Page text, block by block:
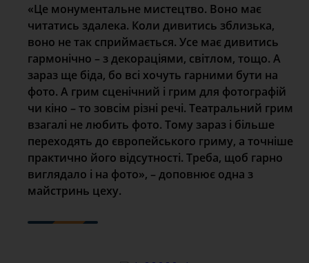
«Це монументальне мистецтво. Воно має
читатись здалека. Коли дивитись зблизька,
воно не так сприймається. Усе має дивитись
гармонічно – з декораціями, світлом, тощо. А
зараз ще біда, бо всі хочуть гарними бути на
фото. А грим сценічний і грим для фотографій
чи кіно – то зовсім різні речі. Театральний грим
взагалі не любить фото. Тому зараз і більше
переходять до європейського гриму, а точніше
практично його відсутності. Треба, щоб гарно
виглядало і на фото», – доповнює одна з
майстринь цеху.